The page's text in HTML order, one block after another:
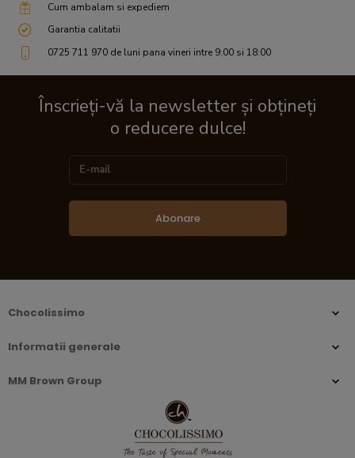
Cum ambalam si expediem
Garantia calitatii
0725 711 970 de luni pana vineri intre 9:00 si 18:00
Înscrieți-vă la newsletter și obțineți
o reducere dulce!
Abonare
Chocolissimo
Informatii generale
MM Brown Group